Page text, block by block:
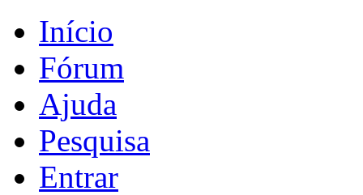
Início
Fórum
Ajuda
Pesquisa
Entrar